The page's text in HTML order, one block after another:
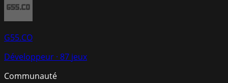
G55.CO
Développeur · 87 jeux
Communauté